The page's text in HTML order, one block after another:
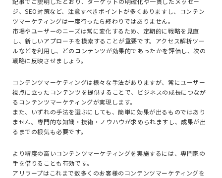
ジ、SEO対策など、注意すべきポイントが多くありますし、コンテン
ツマーケティングは一度行ったら終わりではありません。
市場やユーザーのニーズは常に変化するため、定期的に戦略を見直
し、新しいアプローチを模索することが重要です。アクセス解析ツー
ルなどを利用し、
どのコンテンツが効果的であったかを評価し、次の
戦略に反映させましょう。
コンテンツマーケティングは様々な手法がありますが、常にユーザー
視点に立ったコンテンツを提供することで、ビジネスの成長につなが
るコンテンツマーケティングが実現します。
また、
いずれの手法を選ぶにしても、簡単に効果が出るものではあり
ません。専門的な知識・技術・ノウハウが求められますし、成果が出
るまでの根気も必要です。
より精度の高いコンテンツマーケティングを実施するには、専門家の
手を借りることも有効です。
アリウープはこれまで数多くのお客様のコンテンツマーケティングを